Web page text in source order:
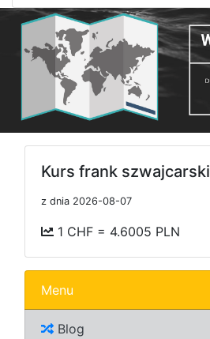
Kurs frank szwajcarski
z dnia 2026-08-07
1 CHF = 4.6005 PLN
Menu
Blog